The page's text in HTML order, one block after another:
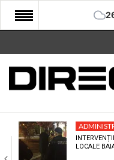
START
COMUNITATE
CULTURA
ECONOMIE
LOCALE